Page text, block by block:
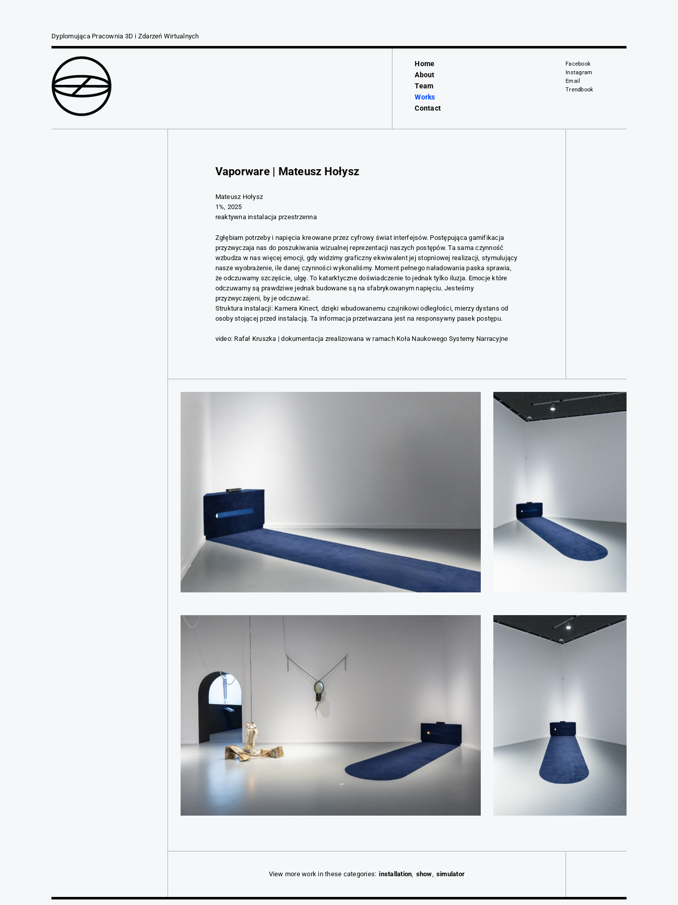
Dyplomująca Pracownia 3D i Zdarzeń Wirtualnych
Home
About
Team
Works
Contact
Facebook
Instagram
Email
Trendbook
Vaporware | Mateusz Hołysz
Mateusz Hołysz
1%, 2025
reaktywna instalacja przestrzenna
Zgłębiam potrzeby i napięcia kreowane przez cyfrowy świat interfejsów. Postępująca gamifikacja
przyzwyczaja nas do poszukiwania wizualnej reprezentacji naszych postępów. Ta sama czynność
wzbudza w nas więcej emocji, gdy widzimy graficzny ekwiwalent jej stopniowej realizacji, stymulujący
nasze wyobrażenie, ile danej czynności wykonaliśmy. Moment pełnego naładowania paska sprawia,
że odczuwamy szczęście, ulgę. To katarktyczne doświadczenie to jednak tylko iluzja. Emocje które
odczuwamy są prawdziwe jednak budowane są na sfabrykowanym napięciu. Jesteśmy
przyzwyczajeni, by je odczuwać.
Struktura instalacji: Kamera Kinect, dzięki wbudowanemu czujnikowi odległości, mierzy dystans od
osoby stojącej przed instalacją. Ta informacja przetwarzana jest na responsywny pasek postępu.
video: Rafał Kruszka | dokumentacja zrealizowana w ramach Koła Naukowego Systemy Narracyjne
View more work in these categories: installation show simulator